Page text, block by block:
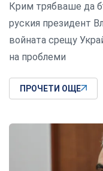
Крим трябваше да
руския президент
войната срещу
на проблеми
ПРОЧЕТИ ОЩЕ